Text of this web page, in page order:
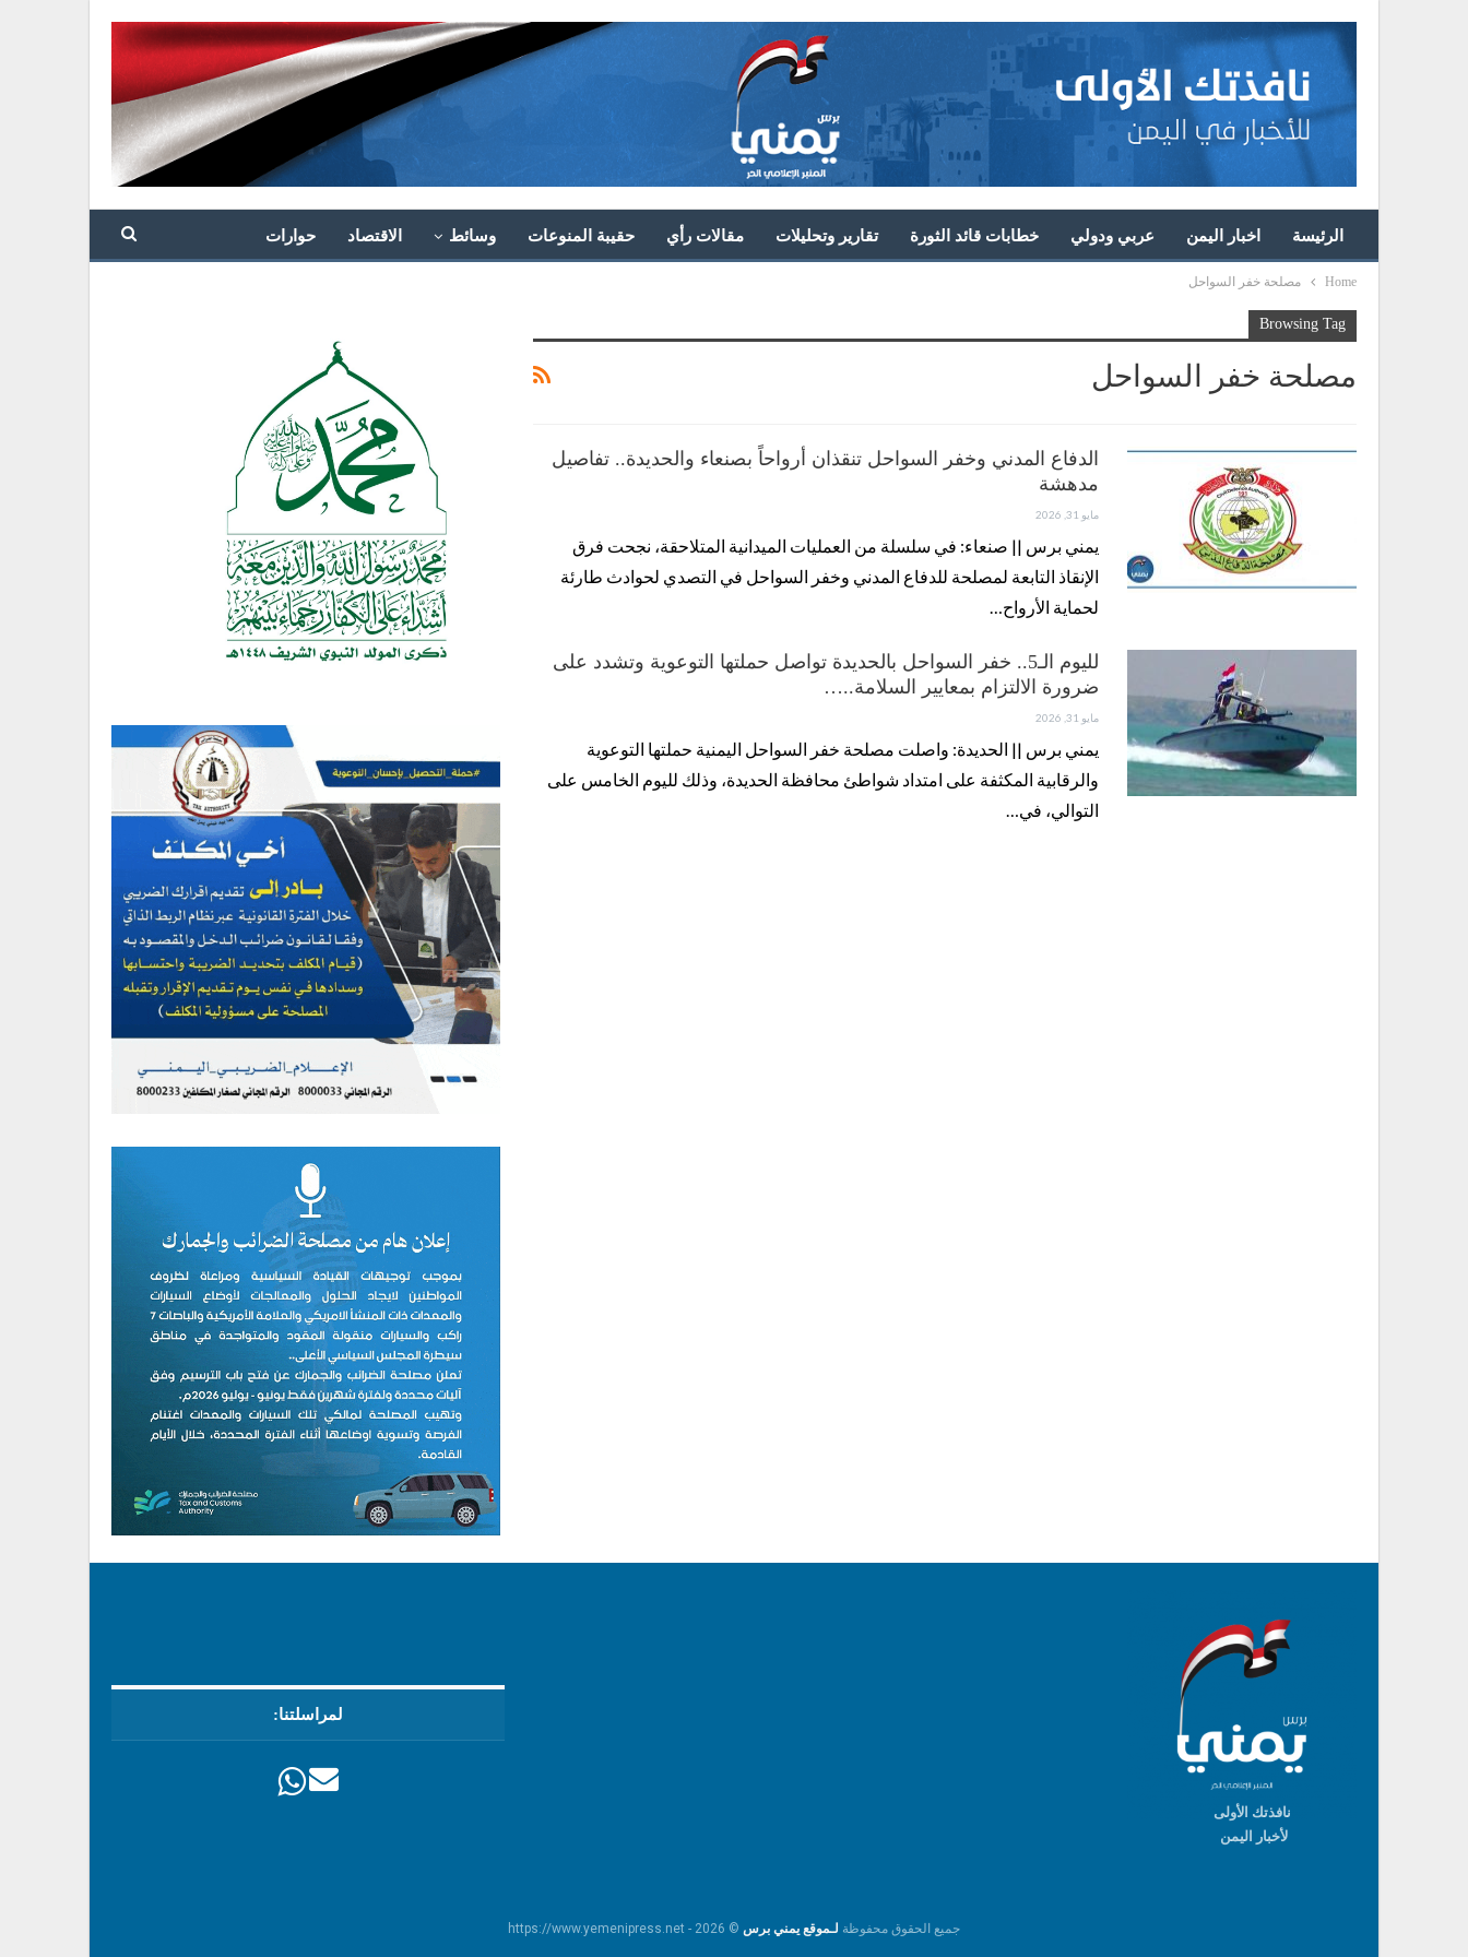
الرئيسة اخبار اليمن عربي ودولي خطابات قائد الثورة تقارير وتحليلات مقالات رأي حقيبة المنوعات وسائط الاقتصاد حوارات
Home مصلحة خفر السواحل
Browsing Tag
مصلحة خفر السواحل
الدفاع المدني وخفر السواحل تنقذان أرواحاً بصنعاء والحديدة.. تفاصيل
مدهشة
مايو 31, 2026
يمني برس || صنعاء: في سلسلة من العمليات الميدانية المتلاحقة، نجحت فرق
الإنقاذ التابعة لمصلحة للدفاع المدني وخفر السواحل في التصدي لحوادث طارئة
لحماية الأرواح…
لليوم الـ5.. خفر السواحل بالحديدة تواصل حملتها التوعوية وتشدد على
ضرورة الالتزام بمعايير السلامة..…
مايو 31, 2026
يمني برس || الحديدة: واصلت مصلحة خفر السواحل اليمنية حملتها التوعوية
والرقابية المكثفة على امتداد شواطئ محافظة الحديدة، وذلك لليوم الخامس على
التوالي، في…
نافذتك الأولى
لأخبار اليمن
لمراسلتنا:
جميع الحقوق محفوظة لـموقع يمني برس © https://www.yemenipress.net - 2026